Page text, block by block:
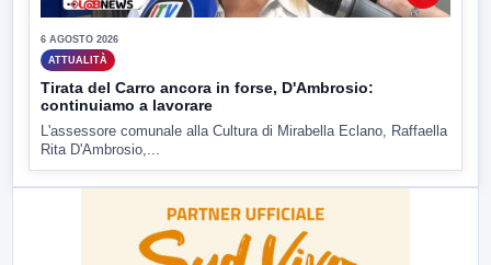
6 AGOSTO 2026
ATTUALITÀ
Tirata del Carro ancora in forse, D'Ambrosio:
continuiamo a lavorare
L'assessore comunale alla Cultura di Mirabella Eclano, Raffaella
Rita D'Ambrosio,...